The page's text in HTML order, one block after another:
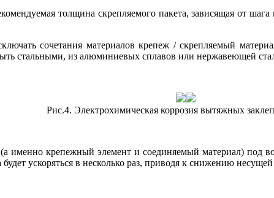
толщина скрепляемого пакета, зависящая от
сочетания материалов крепеж / скрепляемый
стальными, из алюминиевых сплавов или нержавеющей
Рис.4. Электрохимическая коррозия вытяжных
именно крепежный элемент и соединяемый материал) под
ускоряться в несколько раз, приводя к снижению